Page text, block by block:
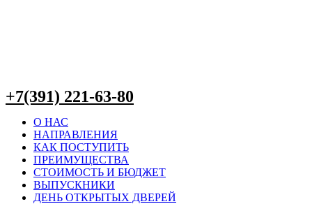
+7(391) 221-63-80
О НАС
НАПРАВЛЕНИЯ
КАК ПОСТУПИТЬ
ПРЕИМУЩЕСТВА
СТОИМОСТЬ И БЮДЖЕТ
ВЫПУСКНИКИ
ДЕНЬ ОТКРЫТЫХ ДВЕРЕЙ